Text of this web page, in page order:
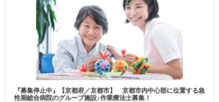
『募集停止中』【京都府／京都市】 京都市内中心部に位置する急
性期総合病院のグループ施設♪作業療法士募集！